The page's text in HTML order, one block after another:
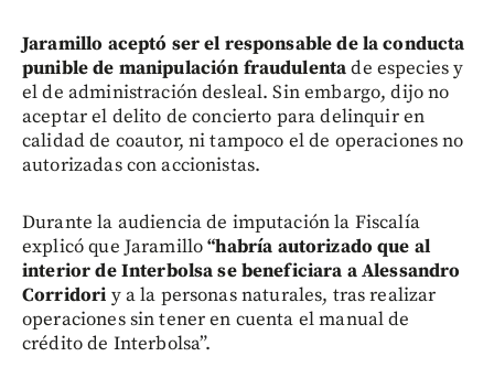
Jaramillo aceptó ser el responsable de la conducta
punible de manipulación fraudulentade especies y
el de administración desleal. Sin embargo, dijo no
aceptar el delito de concierto para delinquir en
calidad de coautor, ni tampoco el de operaciones no
autorizadas con accionistas.
Durante la audiencia de imputación la Fiscalía
explicó que Jaramillo“habría autorizado que al
interior de Interbolsa se beneficiara a Alessandro
Corridori y a la personas naturales, tras realizar
operaciones sin tener en cuenta el manual de
crédito de Interbolsa”.